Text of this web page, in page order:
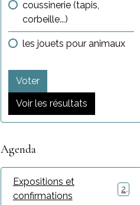
coussinerie (tapis,
corbeille...)
les jouets pour animaux
Voter
Voir les résultats
Agenda
Expositions et
confirmations
2